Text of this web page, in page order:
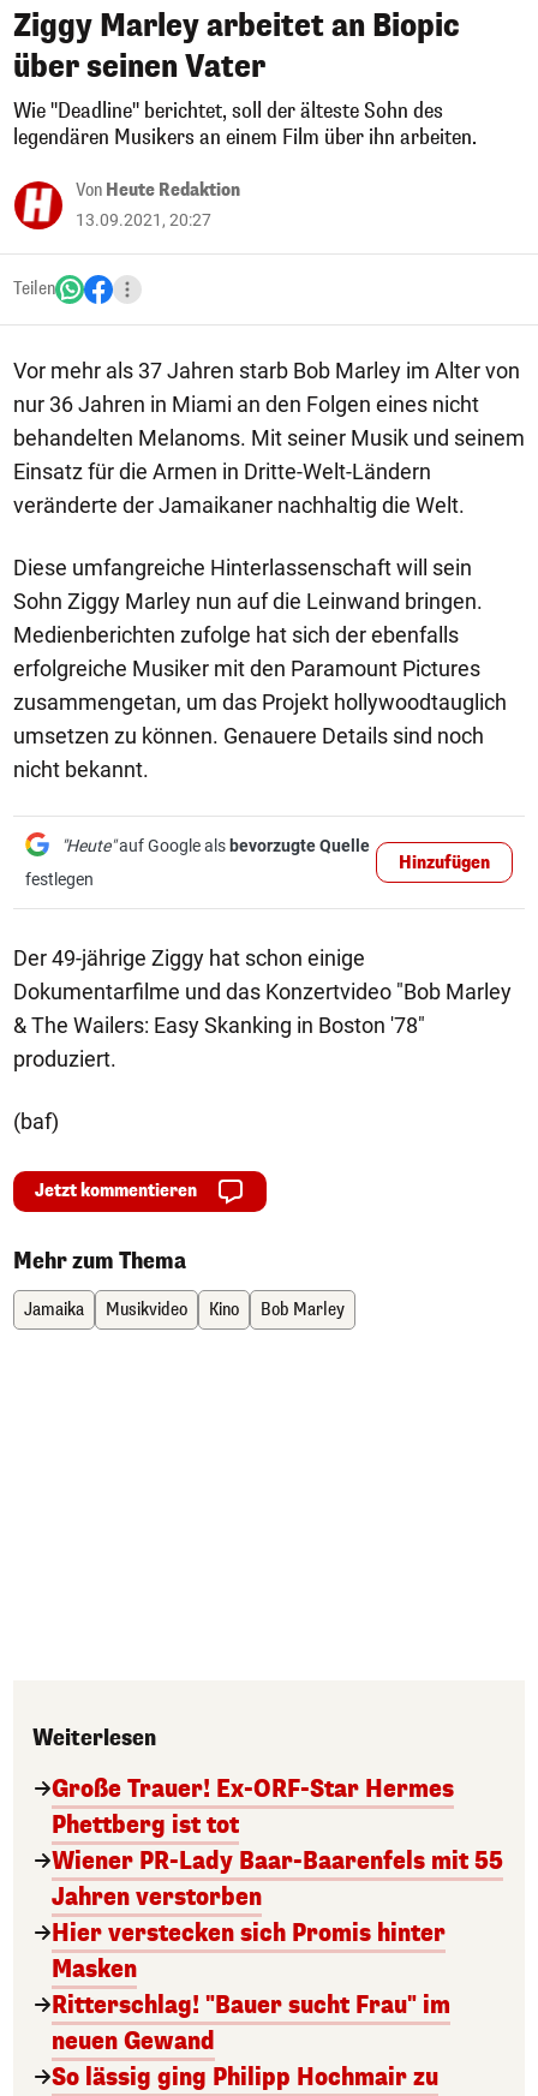
Ziggy Marley arbeitet an Biopic
über seinen Vater
Wie "Deadline" berichtet, soll der älteste Sohn des
legendären Musikers an einem Film über ihn arbeiten.
Von Heute Redaktion
13.09.2021, 20:27
Teilen
Vor mehr als 37 Jahren starb Bob Marley im Alter von
nur 36 Jahren in Miami an den Folgen eines nicht
behandelten Melanoms. Mit seiner Musik und seinem
Einsatz für die Armen in Dritte-Welt-Ländern
veränderte der Jamaikaner nachhaltig die Welt.
Diese umfangreiche Hinterlassenschaft will sein
Sohn Ziggy Marley nun auf die Leinwand bringen.
Medienberichten zufolge hat sich der ebenfalls
erfolgreiche Musiker mit den Paramount Pictures
zusammengetan, um das Projekt hollywoodtauglich
umsetzen zu können. Genauere Details sind noch
nicht bekannt.
"Heute"auf Google als bevorzugte Quelle
festlegen
Hinzufügen
Der 49-jährige Ziggy hat schon einige
Dokumentarfilme und das Konzertvideo "Bob Marley
& The Wailers: Easy Skanking in Boston '78"
produziert.
(baf)
Jetzt kommentieren
Mehr zum Thema
Jamaika Musikvideo Kino Bob Marley
Weiterlesen
Große Trauer! Ex-ORF-Star Hermes
Phettberg ist tot
Wiener PR-Lady Baar-Baarenfels mit 55
Jahren verstorben
Hier verstecken sich Promis hinter
Masken
Ritterschlag! "Bauer sucht Frau" im
neuen Gewand
So lässig ging Philipp Hochmair zu